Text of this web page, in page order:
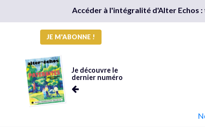
Accéder à l'intégralité d'Alter Echos
JE M'ABONNE !
Je découvre le
dernier numéro